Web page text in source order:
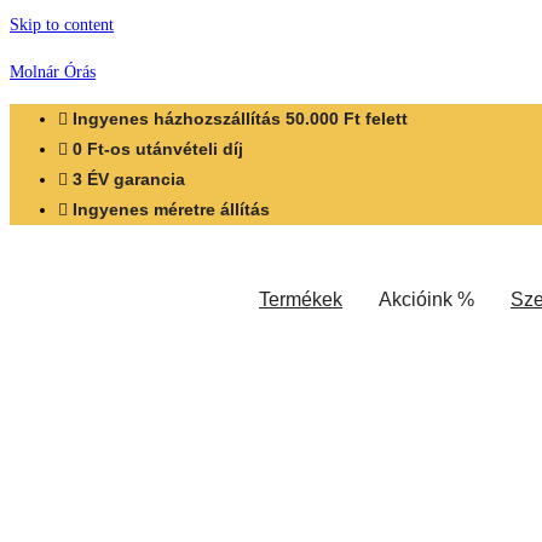
Skip to content
Molnár Órás
Ingyenes házhozszállítás 50.000 Ft felett
0 Ft-os utánvételi díj
3 ÉV garancia
Ingyenes méretre állítás
Termékek Akcióink %